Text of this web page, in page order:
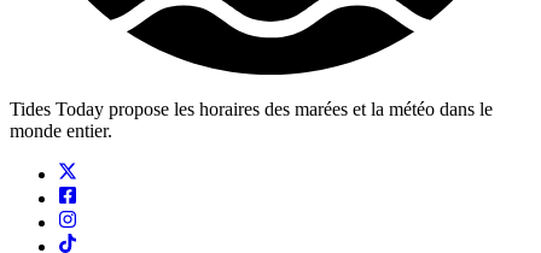
Tides Today propose les horaires des marées et la météo dans le
monde entier.